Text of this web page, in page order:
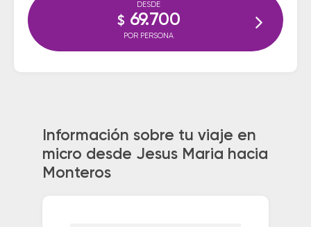
DESDE
$ 69.700
POR PERSONA
Información sobre tu viaje en
micro desde Jesus Maria hacia
Monteros